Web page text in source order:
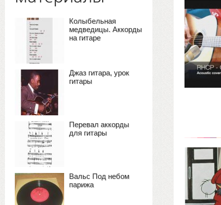
Колыбельная
медведицы. Аккорды
на гитаре
Джаз гитара, урок
гитары
Перевал аккорды
для гитары
Вальс Под небом
парижа